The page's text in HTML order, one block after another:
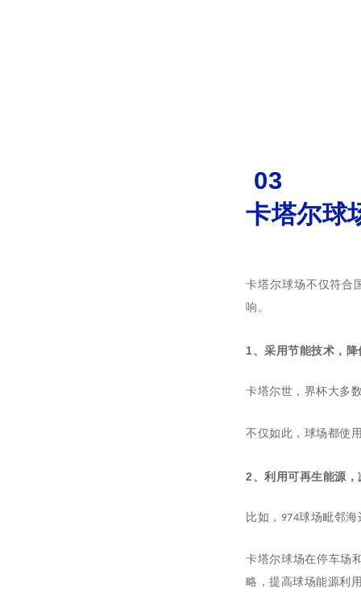
03
卡塔尔球
卡塔尔球场不仅符合
响。
1、采用节能技术，
卡塔尔世，界杯大多
不仅如此，球场都使
2、利用可再生能源
比如，974球场毗邻
卡塔尔球场在停车场
略，提高球场能源利